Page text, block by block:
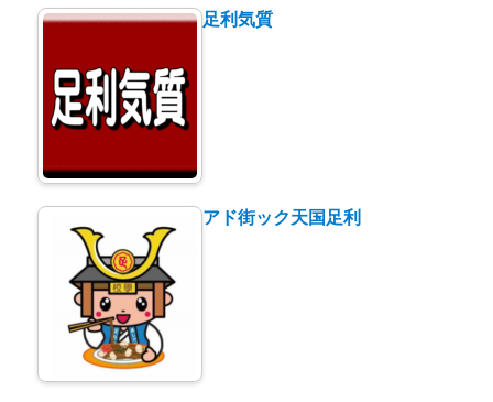
足利気質
アド街ック天国足利